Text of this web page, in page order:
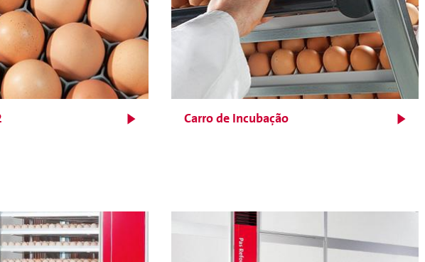
de
um
Carro de Incubação
viragem mecânica suave